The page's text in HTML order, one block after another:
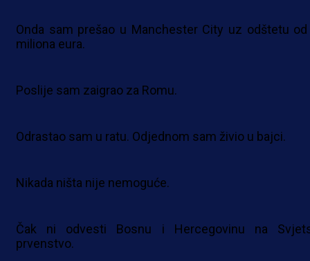
Onda sam prešao u Manchester City uz odštetu
miliona eura.
Poslije sam zaigrao za Romu.
Odrastao sam u ratu. Odjednom sam živio u bajci.
Nikada ništa nije nemoguće.
Čak ni odvesti Bosnu i Hercegovinu na
prvenstvo.